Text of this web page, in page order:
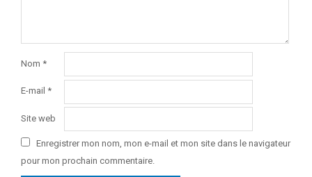
Nom *
E-mail *
Site web
Enregistrer mon nom, mon e-mail et mon site dans le navigateur
pour mon prochain commentaire.